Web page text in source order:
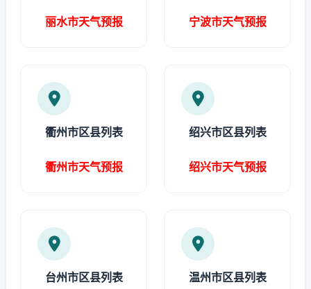
丽水市天气预报 宁波市天气预报
衢州市区县列表
衢州市天气预报
绍兴市区县列表
绍兴市天气预报
台州市区县列表 温州市区县列表